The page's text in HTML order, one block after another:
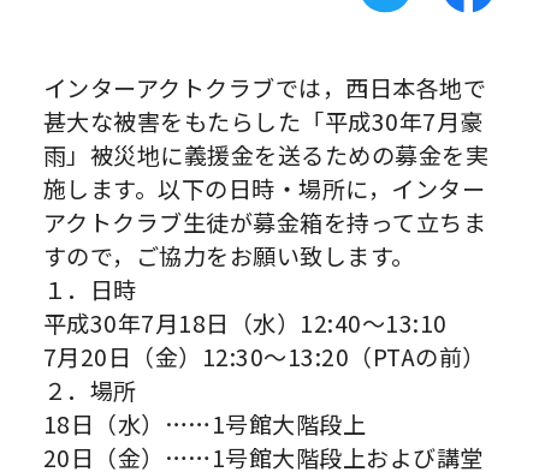
インターアクトクラブでは，西日本各地で
甚大な被害をもたらした「平成30年7月豪
雨」被災地に義援金を送るための募金を実
施します。以下の日時・場所に，インター
アクトクラブ生徒が募金箱を持って立ちま
すので，ご協力をお願い致します。
１．日時
平成30年7月18日（水）12:40～13:10
7月20日（金）12:30～13:20（PTAの前）
２．場所
18日（水）……1号館大階段上
20日（金）……1号館大階段上および講堂